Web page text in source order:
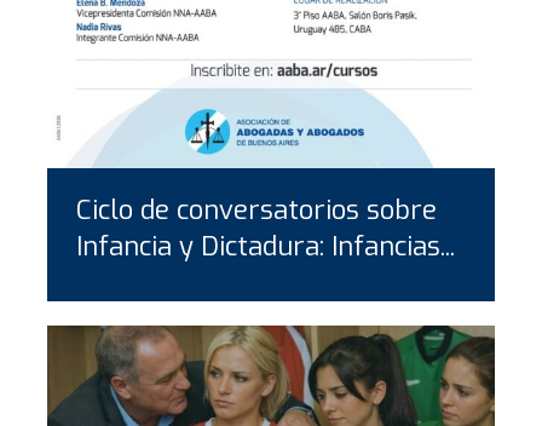
Ciclo de conversatorios sobre
Infancia y Dictadura: Infancias...